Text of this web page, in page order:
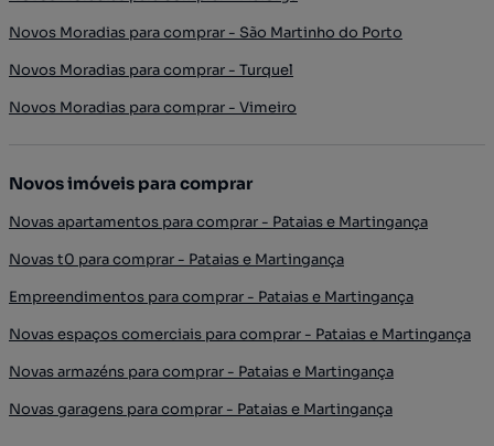
Novos Moradias para comprar - São Martinho do Porto
Novos Moradias para comprar - Turquel
Novos Moradias para comprar - Vimeiro
Novos imóveis para comprar
Novas apartamentos para comprar - Pataias e Martingança
Novas t0 para comprar - Pataias e Martingança
Empreendimentos para comprar - Pataias e Martingança
Novas espaços comerciais para comprar - Pataias e Martingança
Novas armazéns para comprar - Pataias e Martingança
Novas garagens para comprar - Pataias e Martingança